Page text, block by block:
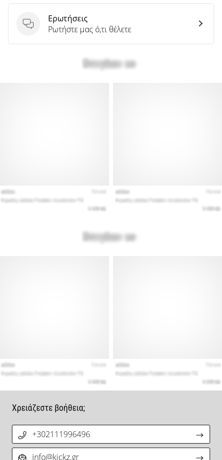
Ερωτήσεις
Ερωτήσεις
Ρωτήστε μας ό,τι θέλετε
Χρειάζεστε βοήθεια;
+302111996496
info@kickz.gr